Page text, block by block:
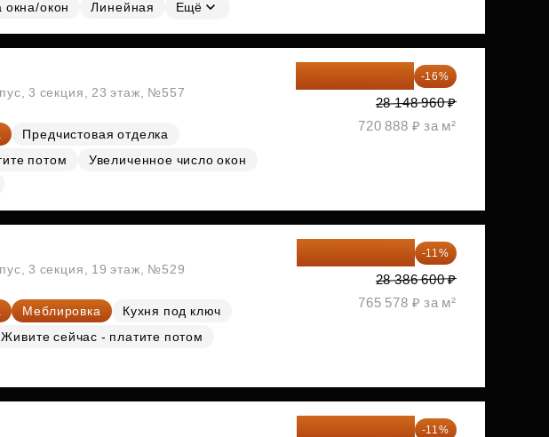
окон
Линейная Ещё
3 секция, 23 этаж, №557
Предчистовая отделка
потом
Увеличенное число окон
-16%
28 148 960 ₽
720 888 ₽ за м²
3 секция, 19 этаж, №529
Меблировка
Кухня под ключ
Живите сейчас - платите потом
-11%
28 386 600 ₽
765 578 ₽ за м²
-11%